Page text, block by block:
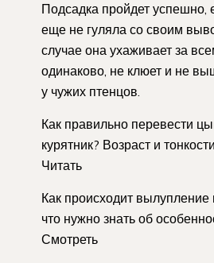
Подсадка пройдет успешно,
еще не гуляла со своим
случае она ухаживает за
одинаково, не клюет и не
у чужих птенцов.
Как правильно перевести
курятник? Возраст и
Читать
Как происходит вылупление
что нужно знать об
Смотреть